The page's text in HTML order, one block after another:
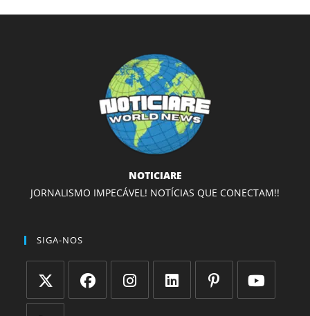
NOTICIARE
JORNALISMO IMPECÁVEL! NOTÍCIAS QUE CONECTAM!!
SIGA-NOS
Abre